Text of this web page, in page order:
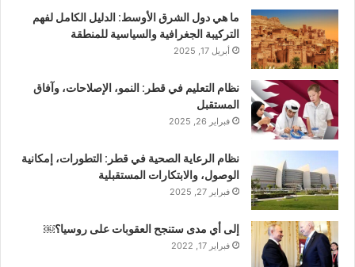
ما هي دول الشرق الأوسط: الدليل الكامل لفهم
التركيبة الجغرافية والسياسية للمنطقة
أبريل 17, 2025
نظام التعليم في قطر: النمو، الإصلاحات، وآفاق
المستقبل
فبراير 26, 2025
نظام الرعاية الصحية في قطر: التطورات، إمكانية
الوصول، والابتكارات المستقبلية
فبراير 27, 2025
إلى أي مدى ستنجح العقوبات على روسيا؟￼
فبراير 17, 2022